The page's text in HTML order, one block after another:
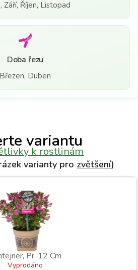
Září, Říjen, Listopad
Doba řezu
Březen, Duben
variantu
k rostlinám
varianty pro zvětšení)
Pr. 12 Cm
Vyprodáno